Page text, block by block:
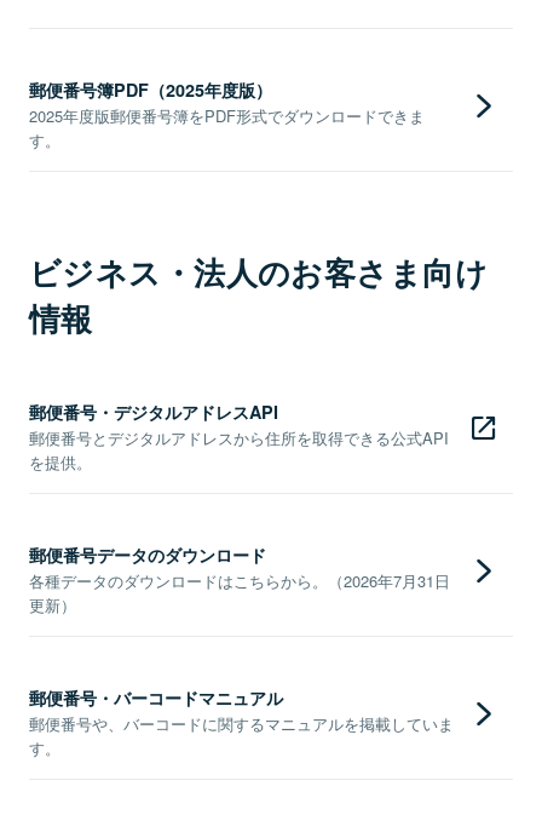
郵便番号簿PDF（2025年度版）
2025年度版郵便番号簿をPDF形式でダウンロードできま
す。
ビジネス・法人のお客さま向け
情報
郵便番号・デジタルアドレスAPI
郵便番号とデジタルアドレスから住所を取得できる公式API
を提供。
郵便番号データのダウンロード
各種データのダウンロードはこちらから。（2026年7月31日
更新）
郵便番号・バーコードマニュアル
郵便番号や、バーコードに関するマニュアルを掲載していま
す。